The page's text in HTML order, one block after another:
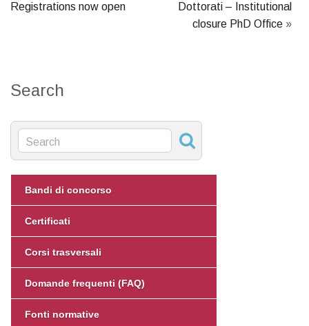
Registrations now open
Dottorati – Institutional
closure PhD Office »
Search
Bandi di concorso
Certificati
Corsi trasversali
Domande frequenti (FAQ)
Fonti normative